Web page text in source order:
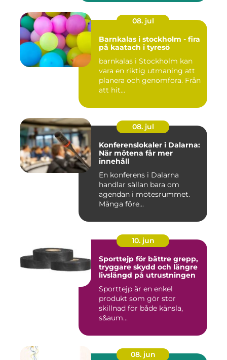
08. jul
Barnkalas i stockholm - fira
på kaatach i tyresö
barnkalas i Stockholm kan
vara en riktig utmaning att
planera och genomföra. Från
att hit...
08. jul
Konferenslokaler i Dalarna:
När mötena får mer
innehåll
En konferens i Dalarna
handlar sällan bara om
agendan i mötesrummet.
Många före...
10. jun
Sporttejp för bättre grepp,
tryggare skydd och längre
livslängd på utrustningen
Sporttejp är en enkel
produkt som gör stor
skillnad för både känsla,
s&aum...
08. jun